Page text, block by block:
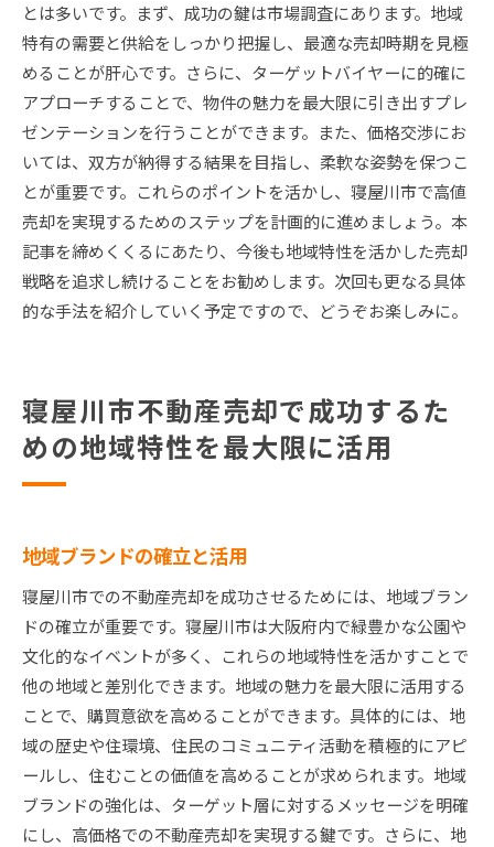
とは多いです。まず、成功の鍵は市場調査にあります。地域
特有の需要と供給をしっかり把握し、最適な売却時期を見極
めることが肝心です。さらに、ターゲットバイヤーに的確に
アプローチすることで、物件の魅力を最大限に引き出すプレ
ゼンテーションを行うことができます。また、価格交渉にお
いては、双方が納得する結果を目指し、柔軟な姿勢を保つこ
とが重要です。これらのポイントを活かし、寝屋川市で高値
売却を実現するためのステップを計画的に進めましょう。本
記事を締めくくるにあたり、今後も地域特性を活かした売却
戦略を追求し続けることをお勧めします。次回も更なる具体
的な手法を紹介していく予定ですので、どうぞお楽しみに。
寝屋川市不動産売却で成功するた
めの地域特性を最大限に活用
地域ブランドの確立と活用
寝屋川市での不動産売却を成功させるためには、地域ブラン
ドの確立が重要です。寝屋川市は大阪府内で緑豊かな公園や
文化的なイベントが多く、これらの地域特性を活かすことで
他の地域と差別化できます。地域の魅力を最大限に活用する
ことで、購買意欲を高めることができます。具体的には、地
域の歴史や住環境、住民のコミュニティ活動を積極的にアピ
ールし、住むことの価値を高めることが求められます。地域
ブランドの強化は、ターゲット層に対するメッセージを明確
にし、高価格での不動産売却を実現する鍵です。さらに、地